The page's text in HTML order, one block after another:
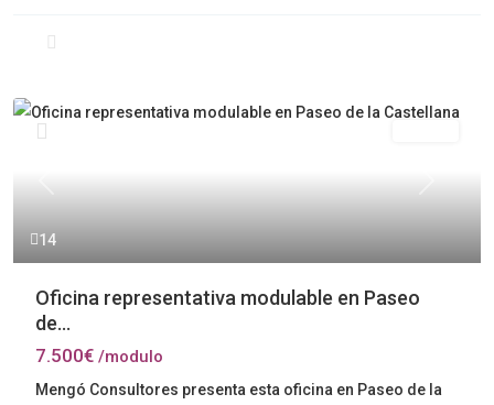
14
Previous Next
Oficina representativa modulable en Paseo
de...
7.500€ /modulo
Mengó Consultores presenta esta oficina en Paseo de la